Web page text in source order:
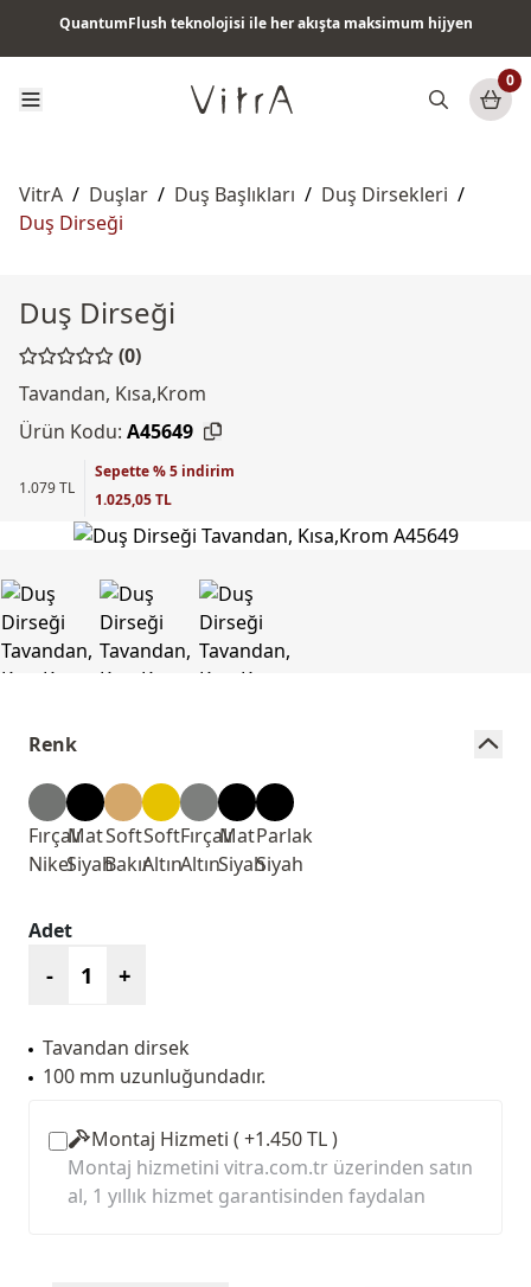
QuantumFlush teknolojisi ile her akışta maksimum hijyen
0
VitrA / Duşlar / Duş Başlıkları / Duş Dirsekleri /
Duş Dirseği
Duş Dirseği
(0)
Tavandan, Kısa,Krom
Ürün Kodu: A45649
1.079 TL
Sepette % 5 indirim
1.025,05 TL
Renk
Fırçalı
Nikel
Mat
Siyah
Soft
Bakır
Soft
Altın
Fırçalı
Altın
Mat
Siyah
Parlak
Siyah
Adet
- +
Tavandan dirsek
100 mm uzunluğundadır.
Montaj Hizmeti ( +1.450 TL )
Montaj hizmetini vitra.com.tr üzerinden satın
al, 1 yıllık hizmet garantisinden faydalan